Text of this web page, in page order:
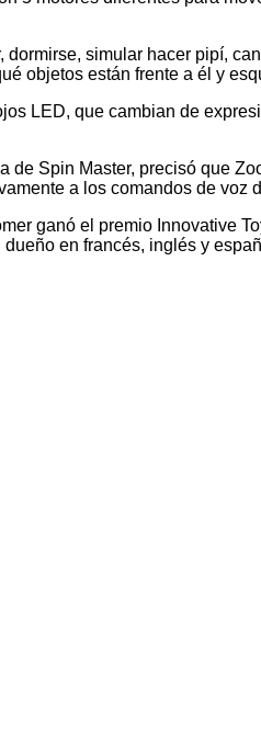
dormirse, simular hacer pipí,
objetos están frente a él y
LED, que cambian de
de Spin Master, precisó que
a los comandos de
ganó el premio Innovative
en francés, inglés y